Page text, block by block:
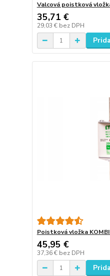
Valcová poistková
35,71 €
29,03 € bez DPH
Poistková vložka
45,95 €
37,36 € bez DPH